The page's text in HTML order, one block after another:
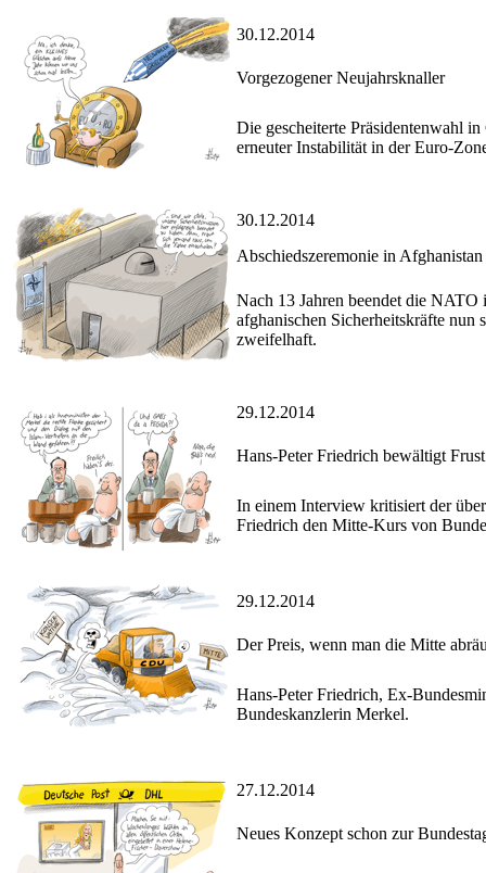
30.12.2014
Vorgezogener Neujahrsknaller
Die gescheiterte Präsidentenwahl
erneuter Instabilität in der Euro-
30.12.2014
Abschiedszeremonie in Afghanistan
Nach 13 Jahren beendet die
afghanischen Sicherheitskräfte nun
zweifelhaft.
29.12.2014
Hans-Peter Friedrich bewältigt Frust
In einem Interview kritisiert der
Friedrich den Mitte-Kurs von
29.12.2014
Der Preis, wenn man die Mitte
Hans-Peter Friedrich, Ex-
Bundeskanzlerin Merkel.
27.12.2014
Neues Konzept schon zur